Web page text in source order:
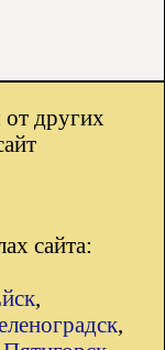
других
сайта:
,
,